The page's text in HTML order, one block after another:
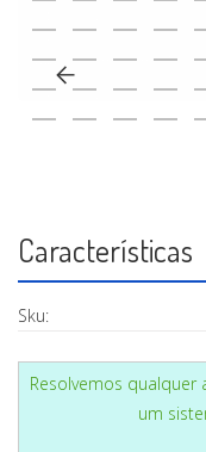
Características
Sku:
Resolvemos
um